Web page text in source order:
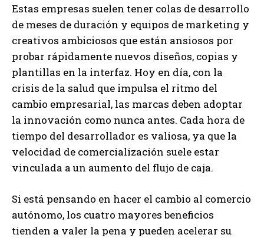
Estas empresas suelen tener colas de desarrollo
de meses de duración y equipos de marketing y
creativos ambiciosos que están ansiosos por
probar rápidamente nuevos diseños, copias y
plantillas en la interfaz. Hoy en día, con la
crisis de la salud que impulsa el ritmo del
cambio empresarial, las marcas deben adoptar
la innovación como nunca antes. Cada hora de
tiempo del desarrollador es valiosa, ya que la
velocidad de comercialización suele estar
vinculada a un aumento del flujo de caja.
Si está pensando en hacer el cambio al comercio
autónomo, los cuatro mayores beneficios
tienden a valer la pena y pueden acelerar su